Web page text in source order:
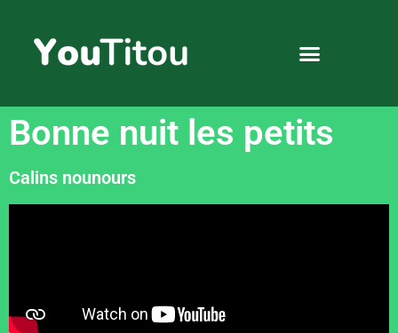
Bonne nuit les petits
Calins nounours